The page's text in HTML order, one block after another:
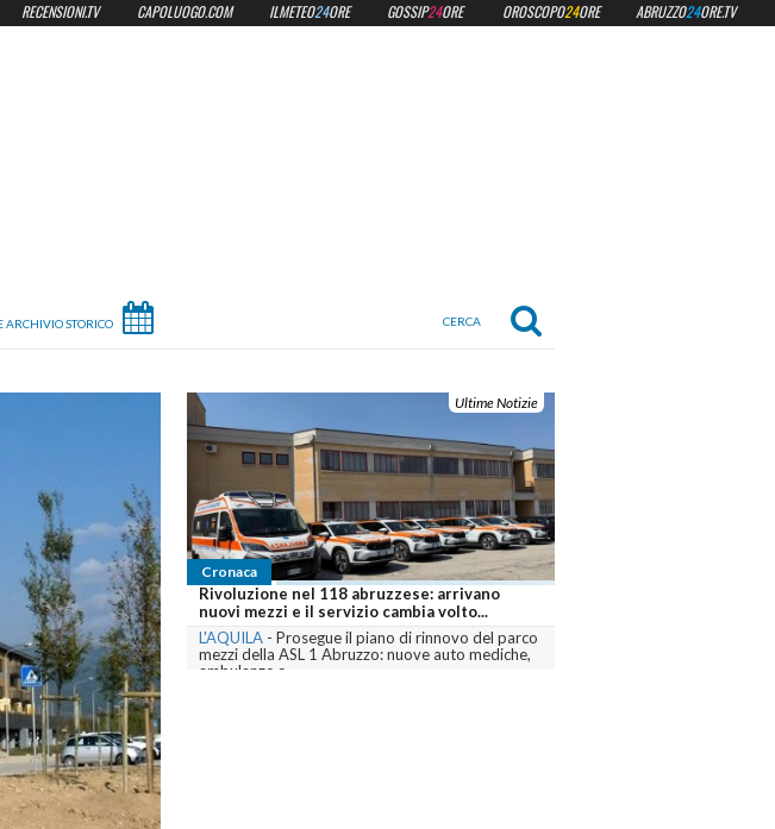
Ultime Notizie
Cronaca
Rivoluzione nel 118 abruzzese: arrivano
nuovi mezzi e il servizio cambia volto...
L'AQUILA - Prosegue il piano di rinnovo del parco
mezzi della ASL 1 Abruzzo: nuove auto mediche,
ambulanze e...
RECENSIONI.TV CAPOLUOGO.COM ILMETEO24ORE GOSSIP24ORE OROSCOPO24ORE ABRUZZO24ORE.TV